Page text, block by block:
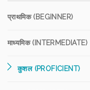
प्राथमिक (BEGINNER)
माध्यमिक (INTERMEDIATE)
कुशल (PROFICIENT)